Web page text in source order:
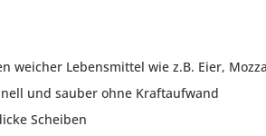
weicher Lebensmittel wie z.B. Eier,
und sauber ohne Kraftaufwand
Scheiben